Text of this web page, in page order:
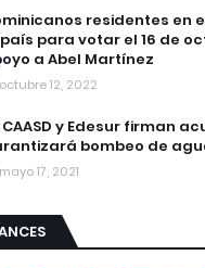
residentes en
para votar el 16 de
a Abel Martínez
octubre 12, 2022
CAASD y Edesur firman
bombeo de
mayo 17, 2021